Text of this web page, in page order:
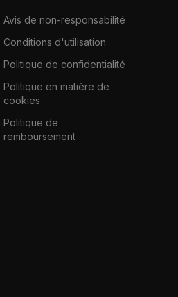
Avis de non-responsabilité
Conditions d'utilisation
Politique de confidentialité
Politique en matière de
cookies
Politique de
remboursement